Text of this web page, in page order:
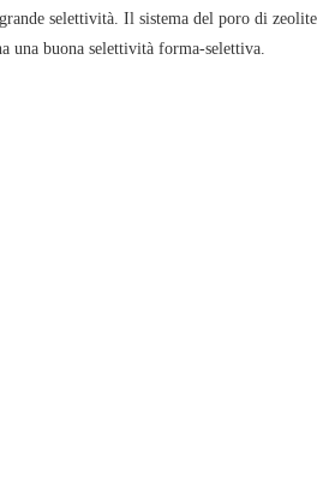
selettività. Il sistema del poro di
buona selettività forma-selettiva.